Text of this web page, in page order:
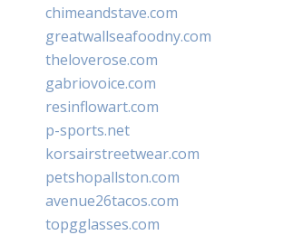
chimeandstave.com
greatwallseafoodny.com
theloverose.com
gabriovoice.com
resinflowart.com
p-sports.net
korsairstreetwear.com
petshopallston.com
avenue26tacos.com
topgglasses.com